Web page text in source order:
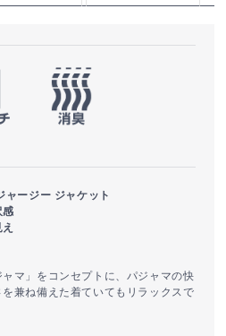
ャージー ジャケット
感
ャマ」をコンセプトに、パジャマの快
兼ね備えた着ていてもリラックスで